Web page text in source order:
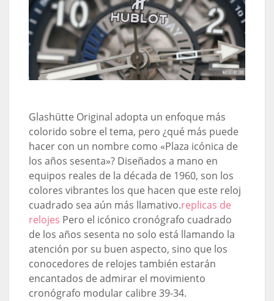
Glashütte Original adopta un enfoque más
colorido sobre el tema, pero ¿qué más puede
hacer con un nombre como «Plaza icónica de
los años sesenta»? Diseñados a mano en
equipos reales de la década de 1960, son los
colores vibrantes los que hacen que este reloj
cuadrado sea aún más llamativo.replicas de
relojes Pero el icónico cronógrafo cuadrado
de los años sesenta no solo está llamando la
atención por su buen aspecto, sino que los
conocedores de relojes también estarán
encantados de admirar el movimiento
cronógrafo modular calibre 39-34.